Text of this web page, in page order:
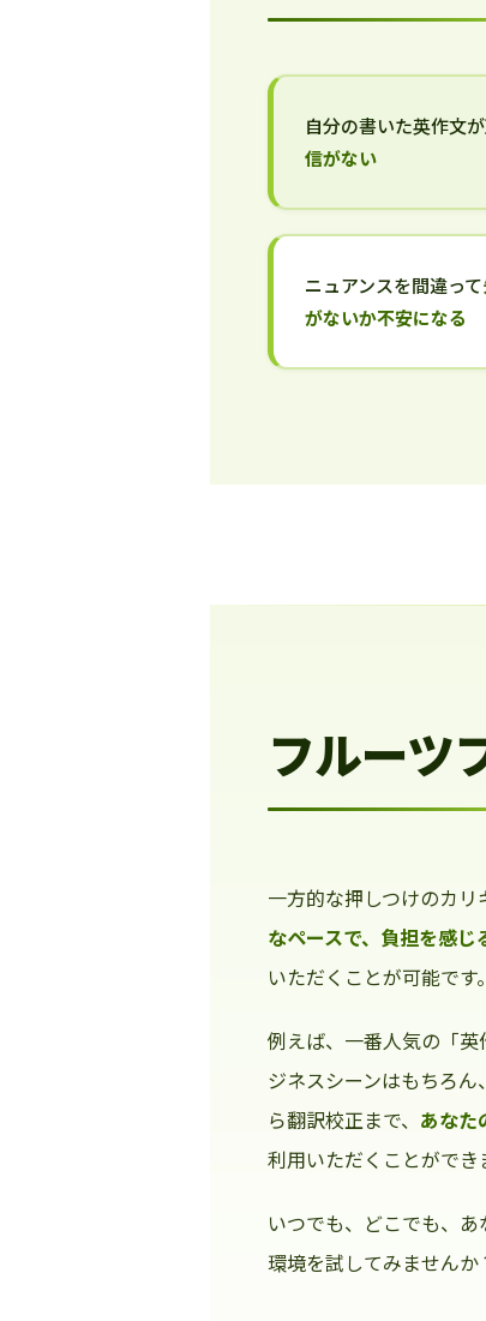
自分の書いた英作文が
信がない
ニュアンスを間違って
がないか不安になる
フルーツ
一方的な押しつけのカリ
なペースで、負担を感じ
いただくことが可能です。
例えば、一番人気の「
ジネスシーンはもちろ
ら翻訳校正まで、 あなた
利用いただくことができ
いつでも、どこでも、
環境を試してみませんか